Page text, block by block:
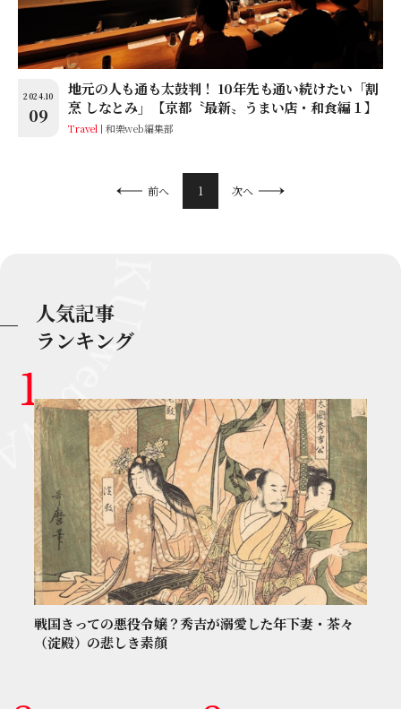
2024.10
09
地元の人も通も太鼓判！ 10年先も通い続けたい「割
烹 しなとみ」【京都〝最新〟うまい店・和食編１】
Travel 和樂web編集部
前へ 1 次へ
人気記事
ランキング
戦国きっての悪役令嬢？秀吉が溺愛した年下妻・茶々
（淀殿）の悲しき素顔